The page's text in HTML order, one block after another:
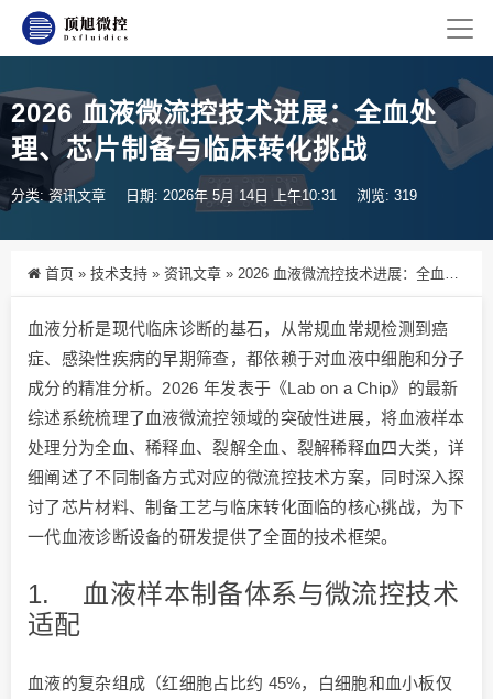
2026 血液微流控技术进展：全血处
理、芯片制备与临床转化挑战
分类: 资讯文章 日期: 2026年 5月 14日 上午10:31 浏览: 319
首页 » 技术支持 » 资讯文章 » 2026 血液微流控技术进展：全血处理、芯片制备与临床转化挑战
血液分析是现代临床诊断的基石，从常规血常规检测到癌
症、感染性疾病的早期筛查，都依赖于对血液中细胞和分子
成分的精准分析。2026 年发表于《Lab on a Chip》的最新
综述系统梳理了血液微流控领域的突破性进展，将血液样本
处理分为全血、稀释血、裂解全血、裂解稀释血四大类，详
细阐述了不同制备方式对应的微流控技术方案，同时深入探
讨了芯片材料、制备工艺与临床转化面临的核心挑战，为下
一代血液诊断设备的研发提供了全面的技术框架。
1. 血液样本制备体系与微流控技术
适配
血液的复杂组成（红细胞占比约 45%，白细胞和血小板仅